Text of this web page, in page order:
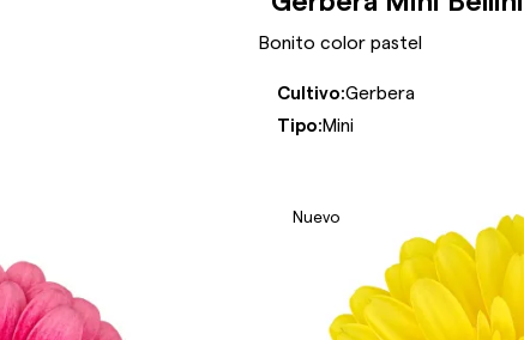
Bonito color pastel
Cultivo:Gerbera
Tipo:Mini
Nuevo